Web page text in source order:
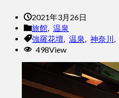
2021年3月26日
旅館
温泉
強羅花壇
温泉 神奈川
498View